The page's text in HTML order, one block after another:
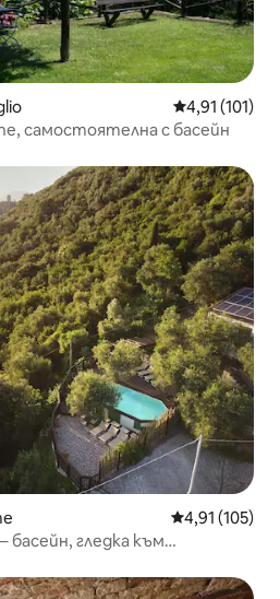
Средна
4,91 (101)
самостоятелна с басейн
Средна
4,91 (105)
басейн, гледка към